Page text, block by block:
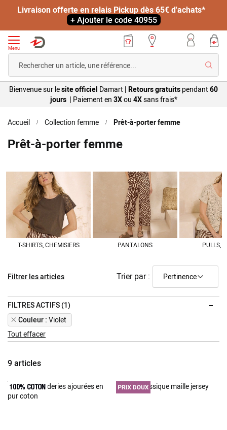
Livraison offerte en relais Pickup dès 65€ d'achats*
+ Ajouter le code 40955
Menu
Bienvenue sur lesite officiel Damart | Retours gratuits pendant 60
jours | Paiement en 3Xou 4Xsansfrais*
Accueil Collection femme Prêt-à-porter femme
Prêt-à-porter femme
T-SHIRTS, CHEMISIERS PANTALONS PULLS,
9articles
Trier par :
Filtrer les articles
FILTRES ACTIFS (1)
Couleur Violet
Remove
This
Item
Tout effacer